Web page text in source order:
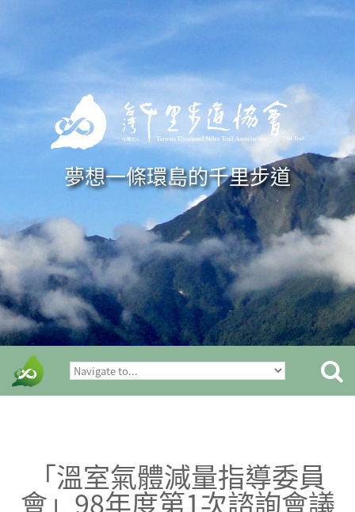
夢想一條環島的千里步道
「溫室氣體減量指導委員
會」98年度第1次諮詢會議